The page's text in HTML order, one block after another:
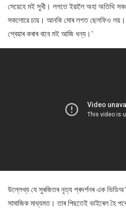
সেয়েহে মই সুখী। লগতে ইয়ালৈ অহা অতিথি
সকলোৱে চায়। আনকি মোৰ লগত ছেলফিও লয়।
শ্বেয়াৰ কৰাৰ বাবে মই আজি ধন্য।’
উল্লেখ্য যে সুৰজিতৰ নৃত্য প্ৰদৰ্শনৰ এক
সামাজিক মাধ্যমত। তাৰ পিছতেই ভাইৰেল হৈ